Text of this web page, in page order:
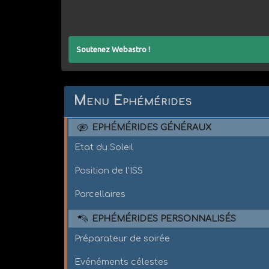
Soutenez Webastro !
Menu Ephémérides
EPHÉMÉRIDES GÉNÉRAUX
Etat du Soleil
Position de l'ISS
Parcellaires
EPHÉMÉRIDES PERSONNALISÉS
Préparateur de soirée
Evénéments célestes